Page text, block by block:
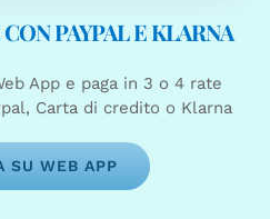
PAYPAL E KLARNA
App e paga in 3 o 4 rate
Carta di credito o Klarna
SU WEB APP